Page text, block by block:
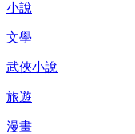
小說
文學
武俠小說
旅遊
漫畫